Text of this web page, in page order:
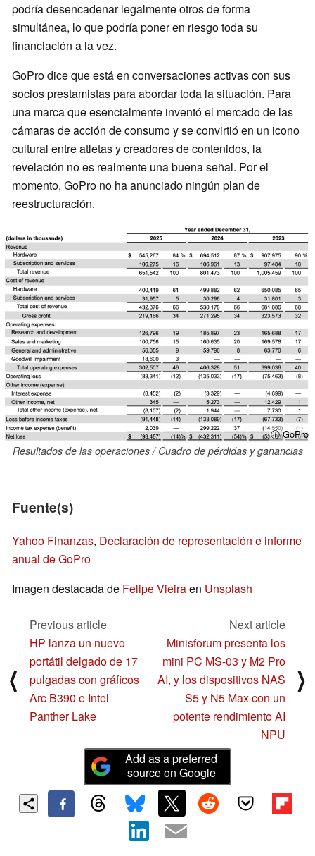
podría desencadenar legalmente otros de forma
simultánea, lo que podría poner en riesgo toda su
financiación a la vez.
GoPro dice que está en conversaciones activas con sus
socios prestamistas para abordar toda la situación. Para
una marca que esencialmente inventó el mercado de las
cámaras de acción de consumo y se convirtió en un icono
cultural entre atletas y creadores de contenidos, la
revelación no es realmente una buena señal. Por el
momento, GoPro no ha anunciado ningún plan de
reestructuración.
ⓘ GoPro
Resultados de las operaciones / Cuadro de pérdidas y ganancias
Fuente(s)
Yahoo Finanzas, Declaración de representación e informe
anual de GoPro
Imagen destacada de Felipe Vieiraen Unsplash
⟨
Previous article
HP lanza un nuevo
portátil delgado de 17
pulgadas con gráficos
Arc B390 e Intel
Panther Lake
Next article
Minisforum presenta los
mini PC MS-03 y M2 Pro
AI, y los dispositivos NAS
S5 y N5 Max con un
potente rendimiento AI
NPU
⟩
Add as a preferred
source on Google